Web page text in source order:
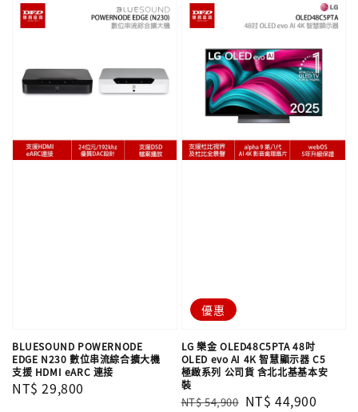
BLUESOUND POWERNODE
EDGE N230 數位串流綜合擴大機
支援 HDMI eARC 連接
Regular
NT$ 29,800
優惠
LG 樂金 OLED48C5PTA 48吋
OLED evo AI 4K 智慧顯示器 C5
極緻系列 公司貨 含北北基基本安
裝
Regular
NT$ 54,900 Sale
NT$ 44,900